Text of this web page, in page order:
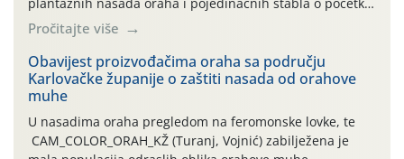
leta i ovogodišnjoj potrebi usmjerenog suzbijanja
orahove muhe (Rhagoletis completa)! Već dvanaest dana
traje drugi ovogodišnji “toplinski udar”, koji naročito
izražen zadnja šest dana (31.7.-05.8.), jer najviše
temperature zraka svakodnevno […]
Pročitajte više
Obavijest proizvođačima oraha sa području
Karlovačke županije o zaštiti nasada od orahove
muhe
U nasadima oraha pregledom na feromonske lovke, te
CAM_COLOR_ORAH_KŽ (Turanj, Vojnić) zabilježena je